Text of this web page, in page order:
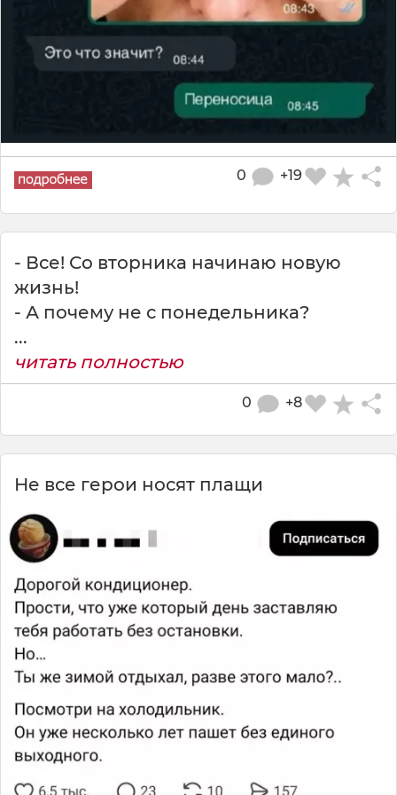
+19
0
- Все! Со вторника начинаю новую
жизнь!
- А почему не с понедельника?
...
читать полностью
+8
0
Не все герои носят плащи